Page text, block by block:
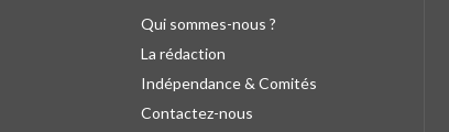
Qui sommes-nous ?
La rédaction
Indépendance & Comités
Contactez-nous